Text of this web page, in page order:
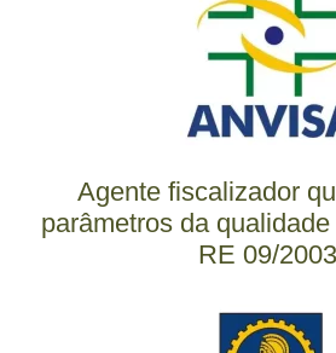
Agente fiscalizador
parâmetros da
RE 09/